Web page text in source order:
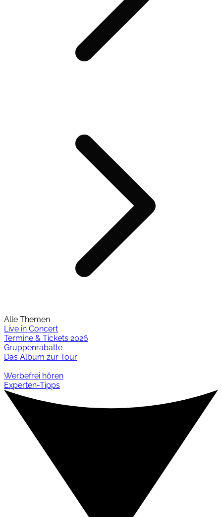
Alle Themen
Live in Concert
Termine & Tickets 2026
Gruppenrabatte
Das Album zur Tour
Werbefrei hören
Experten-Tipps